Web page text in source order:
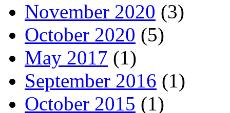
November 2020 (3)
October 2020 (5)
May 2017 (1)
September 2016 (1)
October 2015 (1)